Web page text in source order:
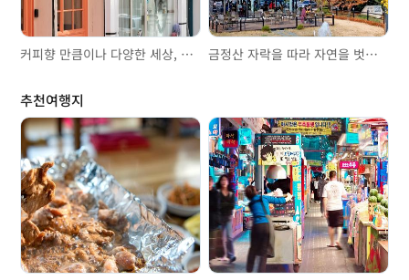
커피향 만큼이나 다양한 세상, 전포카페거리와 전포공구길 금정산 자락을 따라 자연을 벗삼아 걷는 범리단길
추천여행지